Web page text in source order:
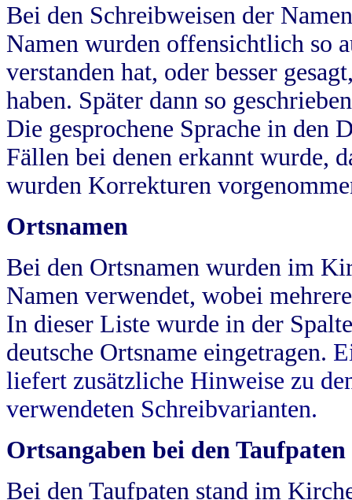
Bei den Schreibweisen der
Namen wurden offensichtlich so
verstanden hat, oder besser
haben. Später dann so
Die gesprochene Sprache in
Fällen bei denen erkannt wurde,
wurden Korrekturen
Ortsnamen
Bei den Ortsnamen wurden im
Namen verwendet, wobei
In dieser Liste wurde in der
deutsche Ortsname eingetragen.
liefert zusätzliche Hinweise zu
verwendeten Schreibvarianten.
Ortsangaben bei den Taufpaten
Bei den Taufpaten stand im